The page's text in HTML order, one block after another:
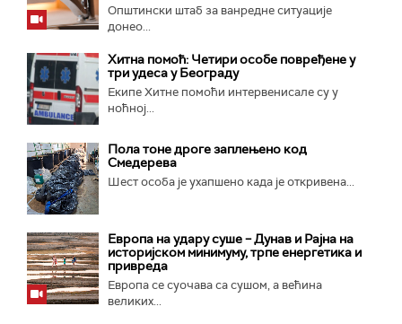
Општински штаб за ванредне ситуације
донео...
Хитна помоћ: Четири особе повређене у
три удеса у Београду
Екипе Хитне помоћи интервенисале су у
ноћној...
Пола тоне дроге заплењено код
Смедерева
Шест особа је ухапшено када је откривена...
Европа на удару суше – Дунав и Рајна на
историјском минимуму, трпе енергетика и
привреда
Европа се суочава са сушом, а већина
великих...